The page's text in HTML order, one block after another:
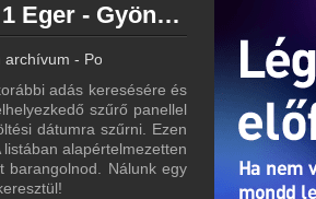
Rádió 1 Eger - Gyöngyös - Hatvan archívum - Rádió 1 Eger - Gyöngyös - Hatvan podcasts - Rádió 1 Eger - Gyöngyös - Hatvan visszahallgatás
- Podcasts - Visszahallgatás
adás keresésére és
szűrő panellel
dátumra szűrni. Ezen
alapértelmezetten
barangolnod. Nálunk egy